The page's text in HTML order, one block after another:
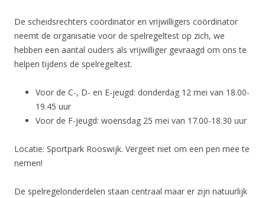
De scheidsrechters coördinator en vrijwilligers coördinator
neemt de organisatie voor de spelregeltest op zich, we
hebben een aantal ouders als vrijwilliger gevraagd om ons te
helpen tijdens de spelregeltest.
Voor de C-, D- en E-jeugd: donderdag 12 mei van 18.00-
19.45 uur
Voor de F-jeugd: woensdag 25 mei van 17.00-18.30 uur
Locatie: Sportpark Rooswijk. Vergeet niet om een pen mee te
nemen!
De spelregelonderdelen staan centraal maar er zijn natuurlijk